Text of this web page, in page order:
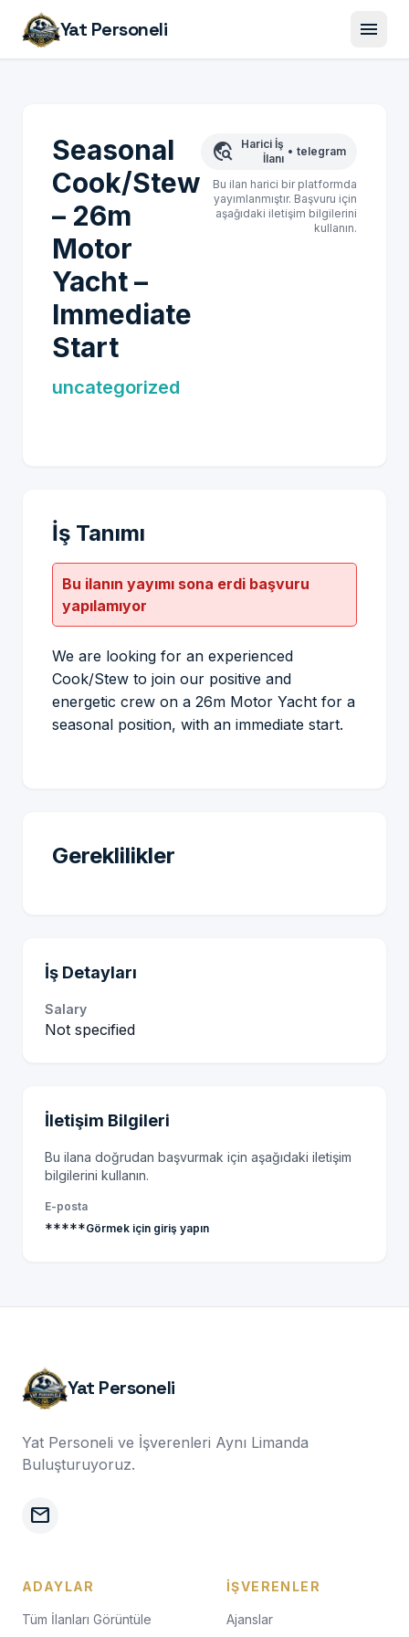
Yat Personeli menu
Seasonal
Cook/Stew
– 26m
Motor
Yacht –
Immediate
Start
uncategorized
travel_explore
Harici İş
İlanı
• telegram
Bu ilan harici bir platformda
yayımlanmıştır. Başvuru için
aşağıdaki iletişim bilgilerini
kullanın.
İş Tanımı
Bu ilanın yayımı sona erdi başvuru
yapılamıyor
We are looking for an experienced
Cook/Stew to join our positive and
energetic crew on a 26m Motor Yacht for a
seasonal position, with an immediate start.
Gereklilikler
İş Detayları
Salary
Not specified
İletişim Bilgileri
Bu ilana doğrudan başvurmak için aşağıdaki iletişim
bilgilerini kullanın.
E-posta
*****Görmek için giriş yapın
Yat Personeli
Yat Personeli ve İşverenleri Aynı Limanda
Buluşturuyoruz.
mail
ADAYLAR
Tüm İlanları Görüntüle
İŞVERENLER
Ajanslar